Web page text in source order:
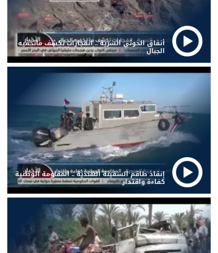
أنفاق الحوثي السرية .. انفجارات تكشف ماتخفيه
الجبال
إنقاذ طاقم السفينة الهندية .. المقاومة الوطنية
كفاءة واقتدار